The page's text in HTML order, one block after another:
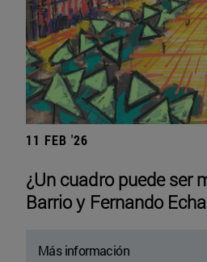
11 FEB '26
¿Un cuadro puede ser
Barrio y Fernando
Más información